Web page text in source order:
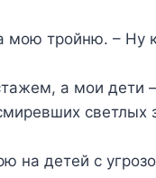
тройню. – Ну
а мои дети
светлых
на детей с